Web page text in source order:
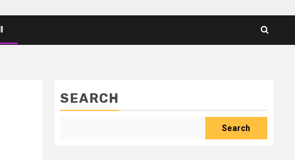
SEARCH
Search